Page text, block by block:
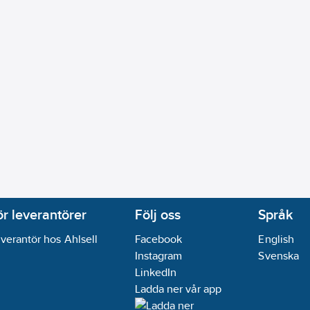
leverantörer
hos Ahlsell
Följ oss
Facebook
Instagram
LinkedIn
Ladda ner vår app
Språk
English
Svenska